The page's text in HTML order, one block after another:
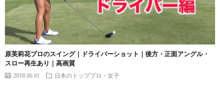
原英莉花プロのスイング｜ドライバーショット｜後方・正面アングル・
スロー再生あり｜高画質
2018.06.01 日本のトッププロ・女子